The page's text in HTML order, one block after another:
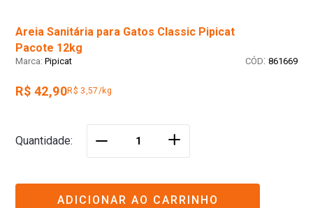
Areia Sanitária para Gatos Classic Pipicat
Pacote 12kg
Pipicat : 861669
R$ 42,90R$ 3,57/kg
Quantidade ＋
ADICIONAR AO CARRINHO